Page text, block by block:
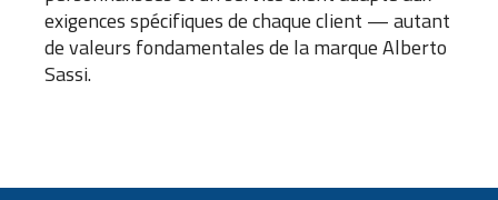
exigences spécifiques de chaque client — autant
de valeurs fondamentales de la marque Alberto
Sassi.